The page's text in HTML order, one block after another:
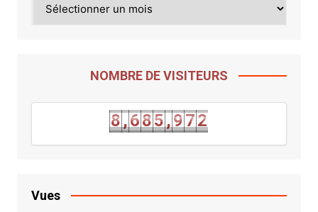
NOMBRE DE VISITEURS
8
8
,
,
6
6
8
8
5
5
,
,
9
9
7
72
1
Vues